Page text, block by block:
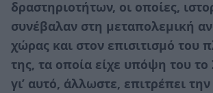
δραστηριοτήτων, οι οποίες,
συνέβαλαν στη μεταπολεμική
χώρας και στον επισιτισμό του
της, τα οποία είχε υπόψη του το
γι’ αυτό, άλλωστε, επιτρέπει την